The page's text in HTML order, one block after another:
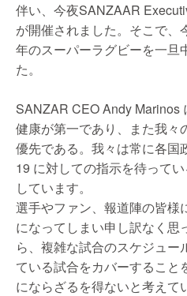
伴い、今夜SANZAAR
が開催されました。そこで、
年のスーパーラグビーを一旦
た。
SANZAR CEO Andy Marinos
健康が第一であり、また我々
優先である。我々は常に各国
19 に対しての指示を待って
しています。
選手やファン、報道陣の皆様
になってしまい申し訳なく思
ら、複雑な試合のスケジュー
ている試合をカバーすること
にならざるを得ないと考えて